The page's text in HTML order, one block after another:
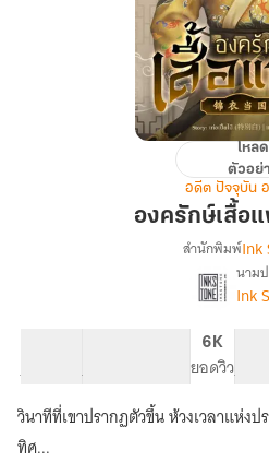
องครักษ์
แพร
โหลด
ตัวอย่
อดีต ปัจจุบัน
องครักษ์เสื้อ
เรื่อง
อง
สำนักพิมพ์Ink
นาม
Ink
จำนวนคำ จำนวนหน้า (A5)
6K
ยอดวิวระดับ
วินาทีที่เขาปรากฏตัวขึ้น ห้วงเวลาแห่ง
ทิศ...